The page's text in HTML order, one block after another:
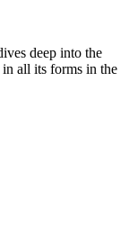
deep into the
all its forms in the